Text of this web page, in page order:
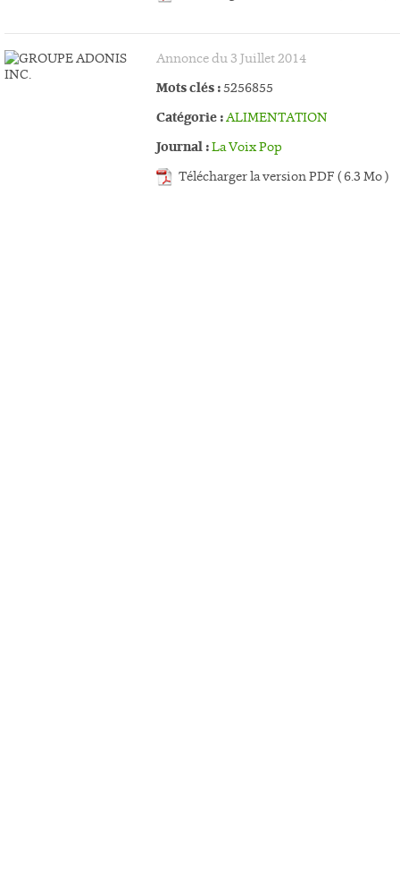
Annonce du 3 Juillet 2014
Mots clés :5256855
Catégorie :ALIMENTATION
Journal :La Voix Pop
Télécharger la version PDF ( 6.3 Mo )